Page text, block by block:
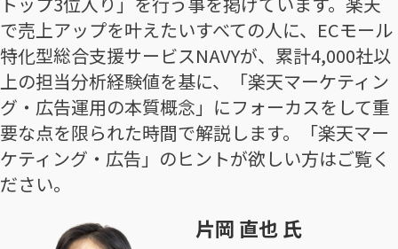
で売上アップを叶えたいすべての人に、ECモール
特化型総合支援サービスNAVYが、累計4,000社以
上の担当分析経験値を基に、「楽天マーケティン
グ・広告運用の本質概念」にフォーカスをして重
要な点を限られた時間で解説します。「楽天マー
ケティング・広告」のヒントが欲しい方はご覧く
ださい。
片岡 直也 氏